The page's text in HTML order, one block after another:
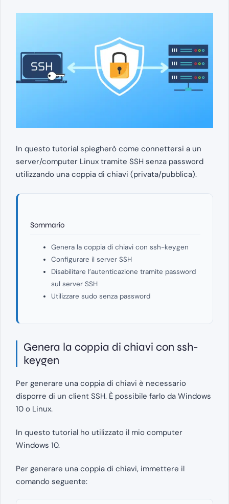
In questo tutorial spiegherò come connettersi a un
server/computer Linux tramite SSH senza password
utilizzando una coppia di chiavi (privata/pubblica).
Sommario
Genera la coppia di chiavi con ssh-keygen
Configurare il server SSH
Disabilitare l’autenticazione tramite password
sul server SSH
Utilizzare sudo senza password
Genera la coppia di chiavi con ssh-
keygen
Per generare una coppia di chiavi è necessario
disporre di un client SSH. È possibile farlo da Windows
10 o Linux.
In questo tutorial ho utilizzato il mio computer
Windows 10.
Per generare una coppia di chiavi, immettere il
comando seguente: